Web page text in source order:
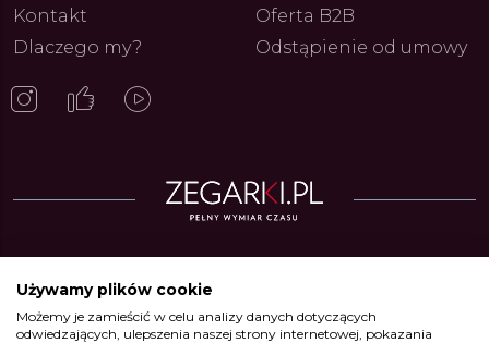
Kontakt
Dlaczego my?
Oferta B2B
Odstąpienie od umowy
Zegarki w ofercie
Zegarki Alpina•Zegarki Atlantic •Zegarki Błonie•Zegarki Boccia
Używamy plików cookie
Możemy je zamieścić w celu analizy danych dotyczących
odwiedzających, ulepszenia naszej strony internetowej, pokazania